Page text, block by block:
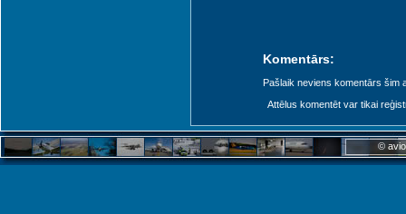
Komentārs:
Pašlaik neviens komentārs šim
Attēlus komentēt var tikai
©